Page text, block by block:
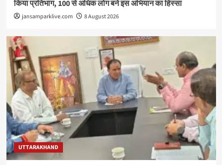
किया प्रतिभाग, 100 से अधिक लोग बने इस अभियान का हिस्सा
jansamparklive.com 8 August 2026
UTTARAKHAND